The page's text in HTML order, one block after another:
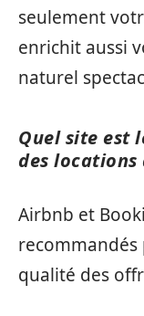
seulement
enrichit aussi
naturel
Quel site est
des locations
Airbnb et
qualité des